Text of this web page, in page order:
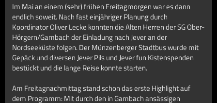
Im Mai an einem (sehr) frühen Freitagmorgen war es dann
endlich soweit. Nach fast einjähriger Planung durch
Koordinator Oliver Lecke konnten die Alten Herren der SG Ober-
Hörgern/Gambach der Einladung nach Jever an der
Nordseeküste folgen. Der Münzenberger Stadtbus wurde mit
Gepäck und diversen Jever Pils und Jever fun Kistenspenden
bestückt und die lange Reise konnte starten.
Am Freitagnachmittag stand schon das erste Highlight auf
dem Programm: Mit durch den in Gambach ansässigen